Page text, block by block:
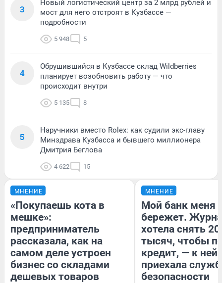
3
Новый логистический центр за 2 млрд рублей и
мост для него отстроят в Кузбассе —
подробности
5 948 5
4
Обрушившийся в Кузбассе склад Wildberries
планирует возобновить работу — что
происходит внутри
5 135 8
5
Наручники вместо Rolex: как судили экс-главу
Минздрава Кузбасса и бывшего миллионера
Дмитрия Беглова
4 622 15
МНЕНИЕ
«Покупаешь кота в
мешке»:
предприниматель
рассказала, как на
самом деле устроен
бизнес со складами
дешевых товаров
МНЕНИЕ
Мой банк меня
бережет.
хотела снять
тысяч, чтобы
кредит, — к
приехала
безопасности